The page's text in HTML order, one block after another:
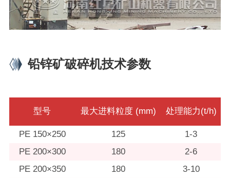
铅锌矿破碎机技术参数
型号 最大进料粒度 (mm) 处理能力(t/h)
PE 150×250 125
1-3
PE 200×300
180
2-6
PE 200×350
180
3-10